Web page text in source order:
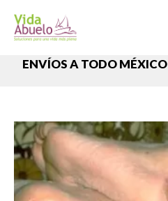
ENVÍOS A TODO MÉXICO